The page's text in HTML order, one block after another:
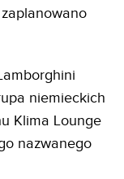
niemieckich
Klima Lounge
nazwanego